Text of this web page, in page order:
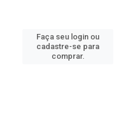
Faça seu login ou
cadastre-se para
comprar.